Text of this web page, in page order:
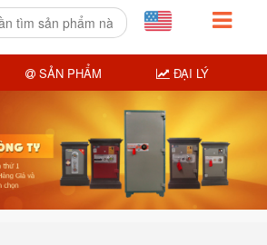
SẢN PHẨM ĐẠI LÝ